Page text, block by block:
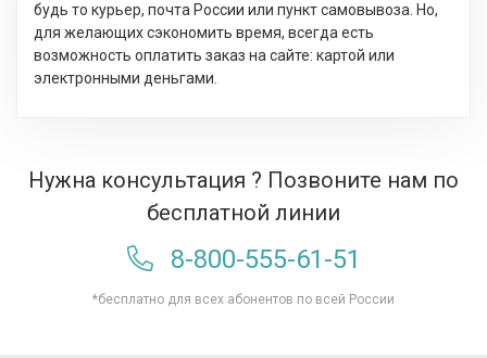
будь то курьер, почта России или пункт самовывоза. Но,
для желающих сэкономить время, всегда есть
возможность оплатить заказ на сайте: картой или
электронными деньгами.
Нужна консультация ? Позвоните нам по
бесплатной линии
8-800-555-61-51
*бесплатно для всех абонентов по всей России